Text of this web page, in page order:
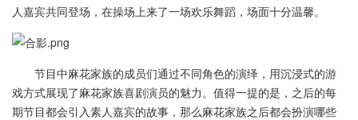
人嘉宾共同登场，在操场上来了一场欢乐舞蹈，场面十分温馨。
节目中麻花家族的成员们通过不同角色的演绎，用沉浸式的游
戏方式展现了麻花家族喜剧演员的魅力。值得一提的是，之后的每
期节目都会引入素人嘉宾的故事，那么麻花家族之后都会扮演哪些